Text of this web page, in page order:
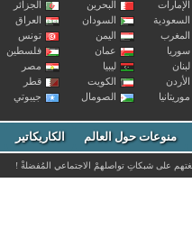
البحرين
الجزائر
السودان
العراق
اليمن
تونس
عمان
فلسطين
ليبيا
مصر
الكويت
قطر
الصومال جيبوتي
منوعات حول العالم الكاريكاتير
على شبكاتِ تواصلهمْ الاجتماعي المُفضلةْ !